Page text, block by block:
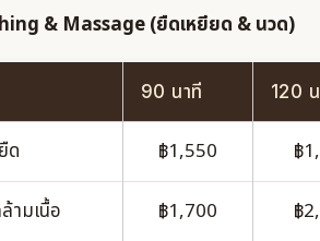
& Massage (ยืดเหยียด & นวด)
90 นาที 120
ด ฿1,550 ฿
ามเนื้อ ฿1,700
฿